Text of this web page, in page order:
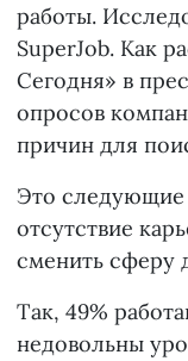
работы.
SuperJob. Как
Сегодня» в
опросов
причин для
Это следующие
отсутствие
сменить сферу
Так, 49%
недовольны